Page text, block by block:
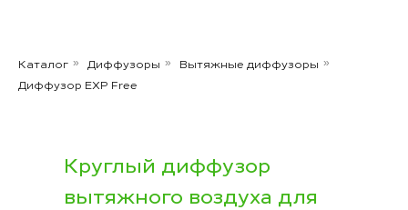
Каталог » Диффузоры » Вытяжные диффузоры »
Диффузор EXP Free
Круглый диффузор
вытяжного воздуха для